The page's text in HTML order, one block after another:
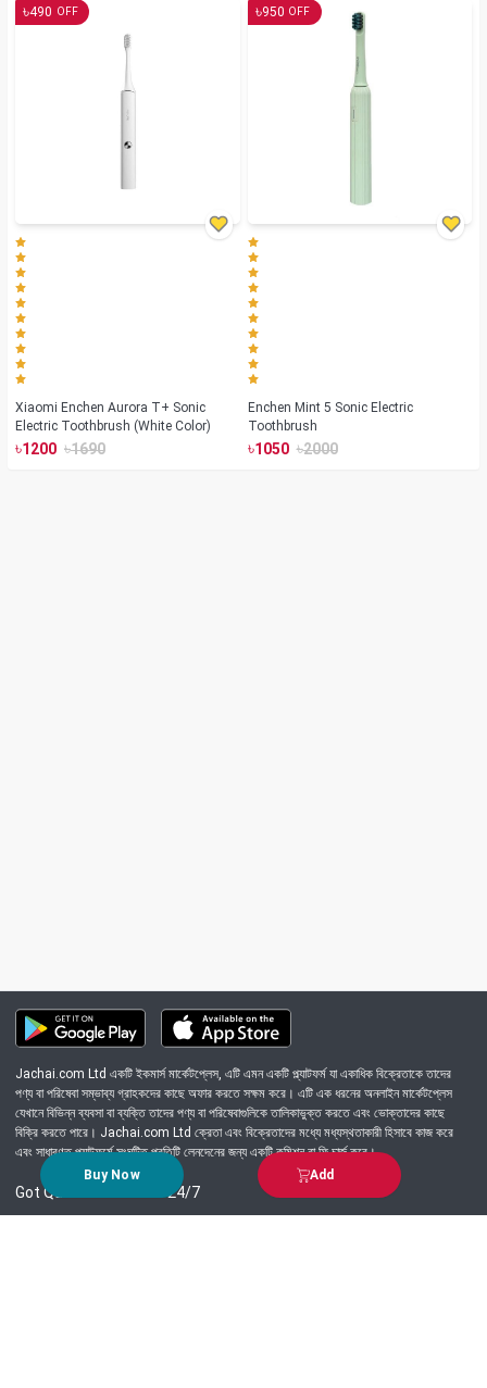
Buy Now Add
৳490 OFF
Xiaomi Enchen Aurora T+ Sonic
Electric Toothbrush (White Color)
৳1200 ৳1690
৳950 OFF
Enchen Mint 5 Sonic Electric
Toothbrush
৳1050 ৳2000
Jachai.com Ltd একটি ইকমার্স মার্কেটপ্লেস, এটি এমন একটি প্ল্যাটফর্ম যা একাধিক বিক্রেতাকে তাদের
পণ্য বা পরিষেবা সম্ভাব্য গ্রাহকদের কাছে অফার করতে সক্ষম করে। এটি এক ধরনের অনলাইন মার্কেটপ্লেস
যেখানে বিভিন্ন ব্যবসা বা ব্যক্তি তাদের পণ্য বা পরিষেবাগুলিকে তালিকাভুক্ত করতে এবং ভোক্তাদের কাছে
বিক্রি করতে পারে। Jachai.com Ltd ক্রেতা এবং বিক্রেতাদের মধ্যে মধ্যস্থতাকারী হিসাবে কাজ করে
এবং সাধারণত প্ল্যাটফর্মে সংঘটিত প্রতিটি লেনদেনের জন্য একটি কমিশন বা ফি চার্জ করে।
Got Question? Call us 24/7